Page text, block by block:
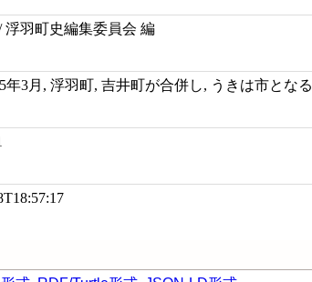
浮羽町史編集委員会 編
年3月, 浮羽町, 吉井町が合併し, うきは市となる